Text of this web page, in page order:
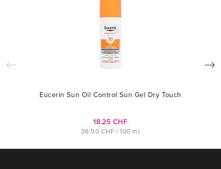
Eucerin Sun Oil Control Sun Gel Dry Touch
18.25 CHF
36.50 CHF / 100 ml